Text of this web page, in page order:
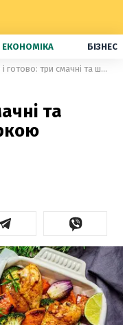
ЕКОНОМІКА БІЗНЕС
Ап – і готово: три смачні та швидкі страви з куркою
та